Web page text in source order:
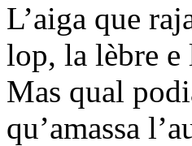
L’aiga que
lop, la lèbre
Mas qual
qu’amassa